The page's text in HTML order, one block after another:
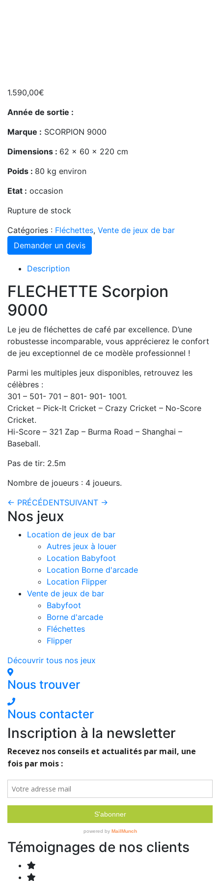
1.590,00€
Année de sortie :
Marque : SCORPION 9000
Dimensions : 62 x 60 x 220 cm
Poids : 80 kg environ
Etat : occasion
Rupture de stock
Catégories : Fléchettes, Vente de jeux de bar
Demander un devis
Description
FLECHETTE Scorpion
9000
Le jeu de fléchettes de café par excellence. D’une
robustesse incomparable, vous apprécierez le confort
de jeu exceptionnel de ce modèle professionnel !
Parmi les multiples jeux disponibles, retrouvez les
célèbres :
301 – 501- 701 – 801- 901- 1001.
Cricket – Pick-It Cricket – Crazy Cricket – No-Score
Cricket.
Hi-Score – 321 Zap – Burma Road – Shanghai –
Baseball.
Pas de tir: 2.5m
Nombre de joueurs : 4 joueurs.
← PRÉCÉDENTSUIVANT →
Nos jeux
Location de jeux de bar
Autres jeux à louer
Location Babyfoot
Location Borne d'arcade
Location Flipper
Vente de jeux de bar
Babyfoot
Borne d'arcade
Fléchettes
Flipper
Découvrir tous nos jeux
Nous trouver
Nous contacter
Inscription à la newsletter
Témoignages de nos clients